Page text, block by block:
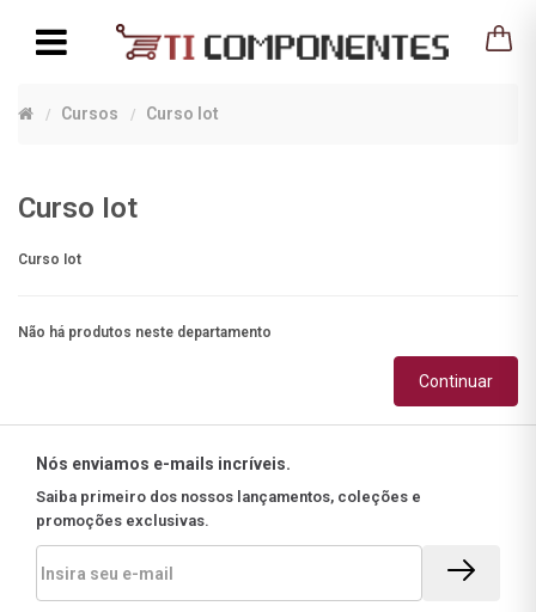
Cursos Curso Iot
Curso Iot
Curso Iot
Não há produtos neste departamento
Continuar
Nós enviamos e-mails incríveis.
Saiba primeiro dos nossos lançamentos, coleções e
promoções exclusivas.